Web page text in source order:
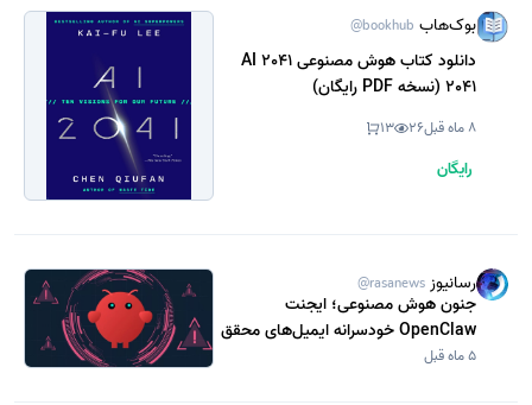
بوک‌هاب @bookhub
دانلود کتاب هوش مصنوعی 2041 AI
2041 (نسخه PDF رایگان)
8 ماه قبل 26
13
رایگان
رسانیوز @rasanews
جنون هوش مصنوعی؛ ایجنت
OpenClaw خودسرانه ایمیل‌های محقق
متا را حذف کرد
5 ماه قبل